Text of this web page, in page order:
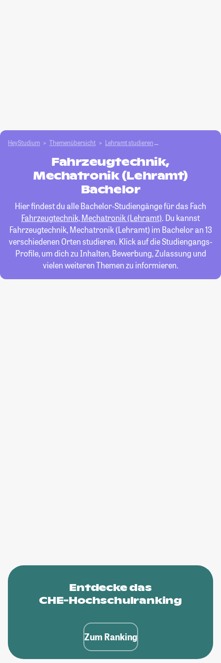
HeyStudium Themenübersicht Lehramt studieren
Fahrzeugtechnik,
Mechatronik (Lehramt)
Bachelor
Hier findest du alle Bachelor-Studiengänge für das Fach
Fahrzeugtechnik, Mechatronik (Lehramt). Du kannst
Fahrzeugtechnik, Mechatronik (Lehramt) im Bachelor an 13
verschiedenen Orten studieren. Klick auf die Studiengangs-
Profile, um dich zu Inhalten, Bewerbung, Zulassung und
vielen weiteren Themen zu informieren.
Entdecke das
CHE-Hochschulranking
Zum Ranking